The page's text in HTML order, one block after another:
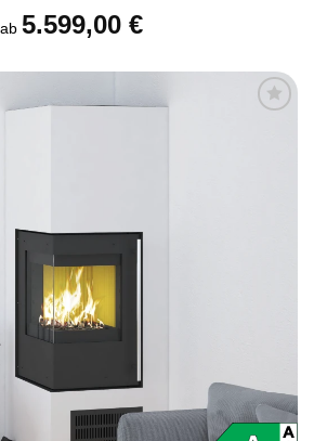
ab 5.599,00 €